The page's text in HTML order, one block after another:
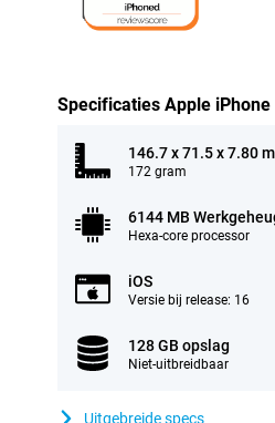
Specificaties Apple
146.7 x 71.5 x 7.80
172 gram
6144 MB
Hexa-core processor
iOS
Versie bij release: 16
128 GB opslag
Niet-uitbreidbaar
Uitgebreide specs